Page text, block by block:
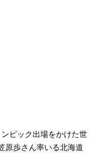
ピック出場をかけた世
原歩さん率いる北海道